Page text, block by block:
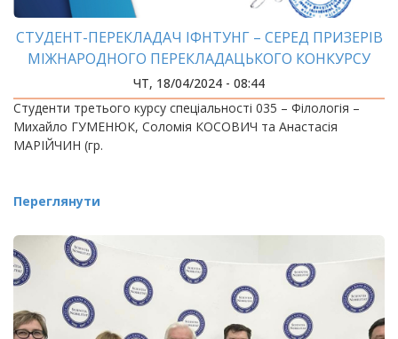
СТУДЕНТ-ПЕРЕКЛАДАЧ ІФНТУНГ – СЕРЕД ПРИЗЕРІВ
МІЖНАРОДНОГО ПЕРЕКЛАДАЦЬКОГО КОНКУРСУ
ЧТ, 18/04/2024 - 08:44
Студенти третього курсу спеціальності 035 – Філологія –
Михайло ГУМЕНЮК, Соломія КОСОВИЧ та Анастасія
МАРІЙЧИН (гр.
Переглянути